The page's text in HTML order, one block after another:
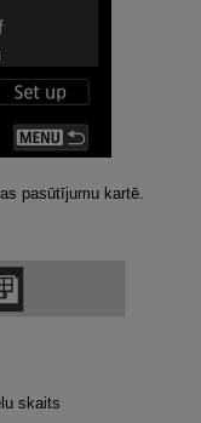
pasūtījumu kartē.
skaits